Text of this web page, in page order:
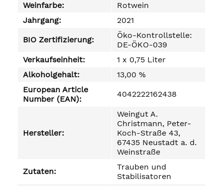
Weinfarbe:
Rotwein
Jahrgang:
2021
BIO Zertifizierung:
Öko-Kontrollstelle:
DE-ÖKO-039
Verkaufseinheit:
1 x 0,75 Liter
Alkoholgehalt:
13,00 %
European Article
Number (EAN):
4042222162438
Hersteller:
Weingut A.
Christmann, Peter-
Koch-Straße 43,
67435 Neustadt a. d.
Weinstraße
Zutaten:
Trauben und
Stabilisatoren